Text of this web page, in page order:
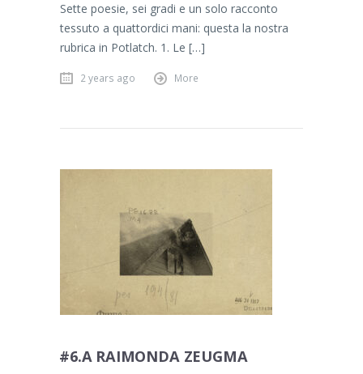
Sette poesie, sei gradi e un solo racconto
tessuto a quattordici mani: questa la nostra
rubrica in Potlatch. 1. Le […]
2 years ago More
#6.A RAIMONDA ZEUGMA